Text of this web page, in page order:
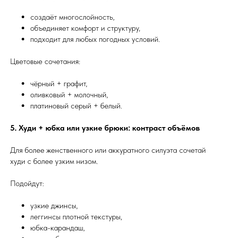
создаёт многослойность,
объединяет комфорт и структуру,
подходит для любых погодных условий.
Цветовые сочетания:
чёрный + графит,
оливковый + молочный,
платиновый серый + белый.
5. Худи + юбка или узкие брюки: контраст объёмов
Для более женственного или аккуратного силуэта сочетай
худи с более узким низом.
Подойдут:
узкие джинсы,
леггинсы плотной текстуры,
юбка-карандаш,